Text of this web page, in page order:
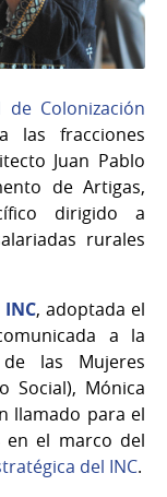
Colonización
fracciones
Juan Pablo
de Artigas,
dirigido a
rurales
, adoptada el
a la
las Mujeres
Social), Mónica
llamado para el
en el marco del
del INC.